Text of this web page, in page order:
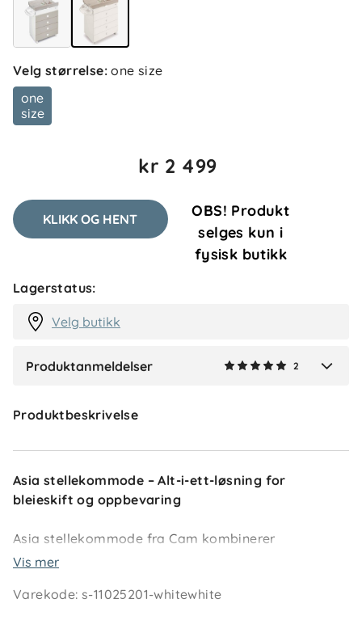
Velg størrelse:one size
one
size
kr 2 499
KLIKK OG HENT
OBS! Produkt
selges kun i
fysisk butikk
Lagerstatus:
Velg butikk
Produktanmeldelser 2
basert på 2 anmeldelser
Anmeldelser (2)
Produktbeskrivelse
Asia stellekommode – Alt-i-ett-løsning for
bleieskift og oppbevaring
Asia stellekommode fra Cam kombinerer
funksjonalitet og fleksibilitet i ett møbel. Den har fire
og leveres komplett med integrert badebalje,
Vis mer
Varekode:s-11025201-whitewhite